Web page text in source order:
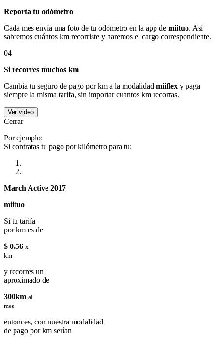
Reporta tu odómetro
Cada mes envía una foto de tu odómetro en la app de miituo. Así
sabremos cuántos km recorriste y haremos el cargo correspondiente.
04
Si recorres muchos km
Cambia tu seguro de pago por km a la modalidad miiflex y paga
siempre la misma tarifa, sin importar cuantos km recorras.
Ver video
Cerrar
Por ejemplo:
Si contratas tu pago por kilómetro para tu:
March Active 2017
miituo
Si tu tarifa
por km es de
$ 0.56 x
km
y recorres un
aproximado de
300km al
mes
entonces, con nuestra modalidad
de pago por km serían